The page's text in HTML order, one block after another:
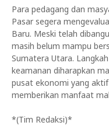
Para pedagang dan
Pasar segera
Baru. Meski telah
masih belum mampu
Sumatera Utara.
keamanan diharapkan
pusat ekonomi yang
memberikan manfaat
*(Tim Redaksi)*